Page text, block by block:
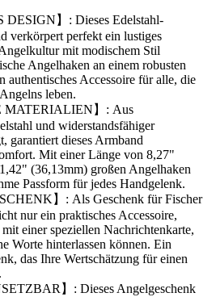
DESIGN】: Dieses Edelstahl-
verkörpert perfekt ein lustiges
mit modischem Stil
Angelhaken an einem robusten
authentisches Accessoire für alle, die
leben.
MATERIALIEN】: Aus
und widerstandsfähiger
garantiert dieses Armband
Mit einer Länge von 8,27"
(36,13mm) großen Angelhaken
Passform für jedes Handgelenk.
】: Als Geschenk für Fischer
nur ein praktisches Accessoire,
einer speziellen Nachrichtenkarte,
Worte hinterlassen können. Ein
das Ihre Wertschätzung für einen
】: Dieses Angelgeschenk